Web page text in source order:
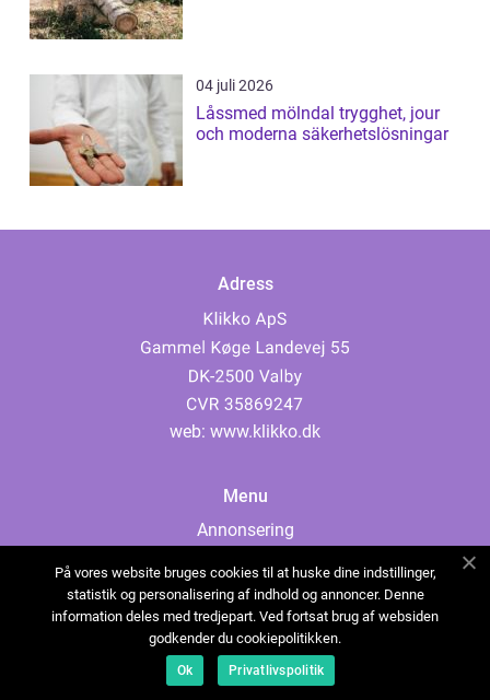
04 juli 2026
Låssmed mölndal trygghet, jour
och moderna säkerhetslösningar
Adress
web: www.klikko.dk
Menu
Annonsering
Cookies
Kontakta oss
Sitemap
På vores website bruges cookies til at huske dine indstillinger,
statistik og personalisering af indhold og annoncer. Denne
information deles med tredjepart. Ved fortsat brug af websiden
godkender du cookiepolitikken.
Ok Privatlivspolitik